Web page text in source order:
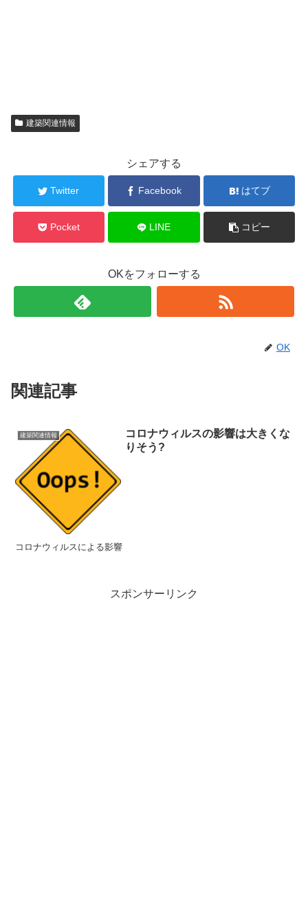
建築関連情報
シェアする
Twitter Facebook はてブ
Pocket LINE コピー
OKをフォローする
OK
関連記事
建築関連情報
コロナウィルスの影響は大きくな
りそう?
コロナウィルスによる影響
スポンサーリンク